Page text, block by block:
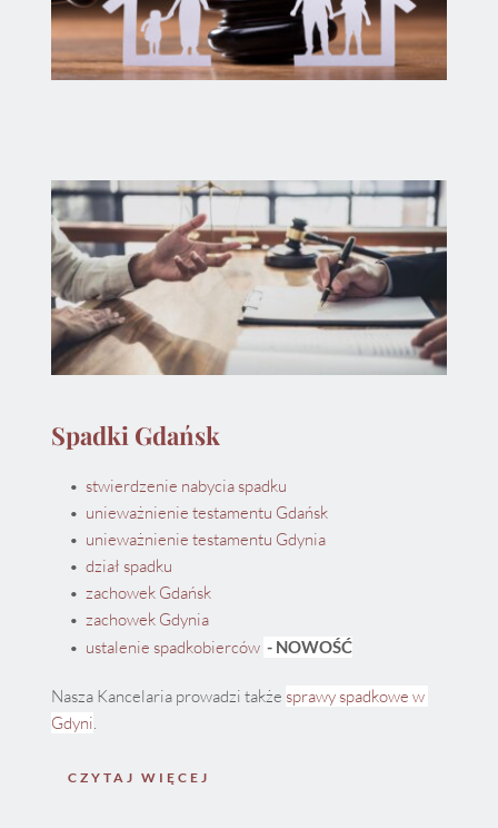
Spadki Gdańsk
stwierdzenie nabycia spadku
unieważnienie testamentu Gdańsk
unieważnienie testamentu Gdynia
dział spadku
zachowek Gdańsk
zachowek Gdynia
ustalenie spadkobierców - NOWOŚĆ
Nasza Kancelaria prowadzi także sprawy spadkowe w
Gdyni
CZYTAJ WIĘCEJ